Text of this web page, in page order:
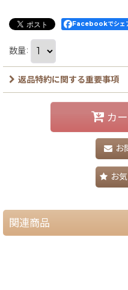
Facebookでシェ
数量:
返品特約に関する重要事項
カ
お
お
関連商品